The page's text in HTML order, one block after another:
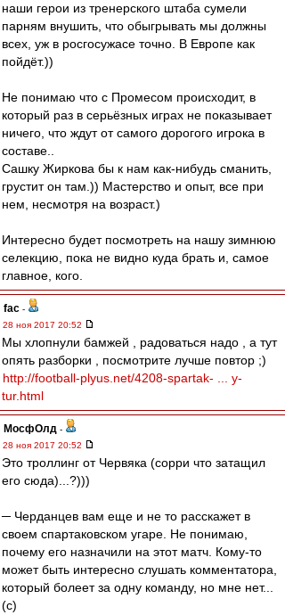
наши герои из тренерского штаба сумели
парням внушить, что обыгрывать мы должны
всех, уж в росгосужасе точно. В Европе как
пойдёт.))
Не понимаю что с Промесом происходит, в
который раз в серьёзных играх не показывает
ничего, что ждут от самого дорогого игрока в
составе..
Сашку Жиркова бы к нам как-нибудь сманить,
грустит он там.)) Мастерство и опыт, все при
нем, несмотря на возраст.)
Интересно будет посмотреть на нашу зимнюю
селекцию, пока не видно куда брать и, самое
главное, кого.
fac -
28 ноя 2017 20:52
Мы хлопнули бамжей , радоваться надо , а тут
опять разборки , посмотрите лучше повтор ;)
http://football-plyus.net/4208-spartak- ... y-
tur.html
МосфОлд -
28 ноя 2017 20:52
Это троллинг от Червяка (сорри что затащил
его сюда)...?)))
─ Черданцев вам еще и не то расскажет в
своем спартаковском угаре. Не понимаю,
почему его назначили на этот матч. Кому-то
может быть интересно слушать комментатора,
который болеет за одну команду, но мне нет...
(с)